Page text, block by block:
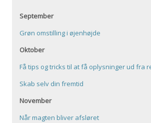
September
Grøn omstilling i øjenhøjde
Oktober
Få tips og tricks til at få oplysninger ud fra
Skab selv din fremtid
November
Når magten bliver afsløret